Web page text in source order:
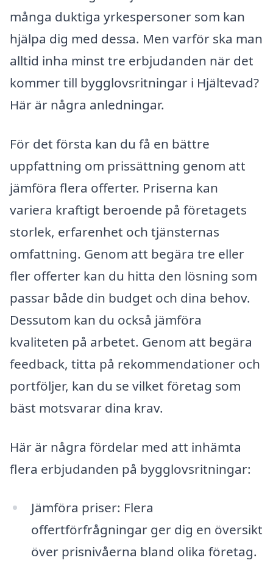
många duktiga yrkespersoner som kan
hjälpa dig med dessa. Men varför ska man
alltid inha minst tre erbjudanden när det
kommer till bygglovsritningar i Hjältevad?
Här är några anledningar.
För det första kan du få en bättre
uppfattning om prissättning genom att
jämföra flera offerter. Priserna kan
variera kraftigt beroende på företagets
storlek, erfarenhet och tjänsternas
omfattning. Genom att begära tre eller
fler offerter kan du hitta den lösning som
passar både din budget och dina behov.
Dessutom kan du också jämföra
kvaliteten på arbetet. Genom att begära
feedback, titta på rekommendationer och
portföljer, kan du se vilket företag som
bäst motsvarar dina krav.
Här är några fördelar med att inhämta
flera erbjudanden på bygglovsritningar:
Jämföra priser: Flera
offertförfrågningar ger dig en översikt
över prisnivåerna bland olika företag.